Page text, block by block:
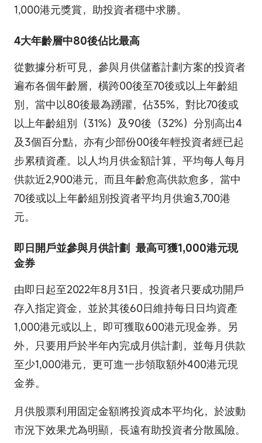
1,000港元獎賞，助投資者穩中求勝。
4大年齡層中80後佔比最高
從數據分析可見，參與月供儲蓄計劃方案的投資者
遍布各個年齡層，橫跨00後至70後或以上年齡組
別，當中以80後最為踴躍，佔35%，對比70後或
以上年齡組別（31%）及90後（32%）分別高出4
及3個百分點，亦有少部份00後年輕投資者經已起
步累積資產。以人均月供金額計算，平均每人每月
供款近2,900港元，而且年齡愈高供款愈多，當中
70後或以上年齡組別投資者平均月供逾3,700港
元。
即日開戶並參與月供計劃 最高可獲1,000港元現
金券
由即日起至2022年8月31日，投資者只要成功開戶
存入指定資金，並於其後60日維持每日日均資產
1,000港元或以上，即可獲取600港元現金券。另
外，只要用戶於半年內完成月供計劃，並每月供款
至少1,000港元，更可進一步領取額外400港元現
金券。
月供股票利用固定金額將投資成本平均化，於波動
市況下效果尤為明顯，長遠有助投資者分散風險。